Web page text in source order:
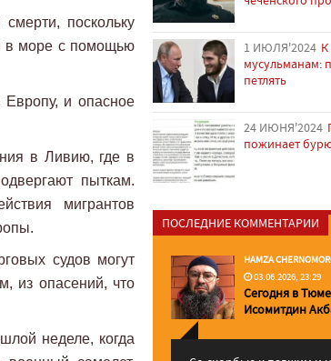
поскольку
в море с помощью
и опасное
в Ливию, где в
пыткам.
мигрантов
судов могут
из опасений, что
неделе, когда
1 ИЮЛЯ'2024
мусульманам:
петлять
24 ИЮНЯ'2024
пожинает
ПОСЛЕДНИЕ КОММЕНТАРИИ
HAMZA
03.06.2026, 23:29
Сегодня в
Исомитдин